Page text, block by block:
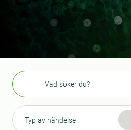
Sök
Typ av händelse